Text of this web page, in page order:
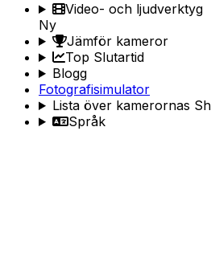
Video- och ljudverktyg
Ny
Jämför kameror
Top Slutartid
Blogg
Fotografisimulator
Lista över kamerornas
Språk